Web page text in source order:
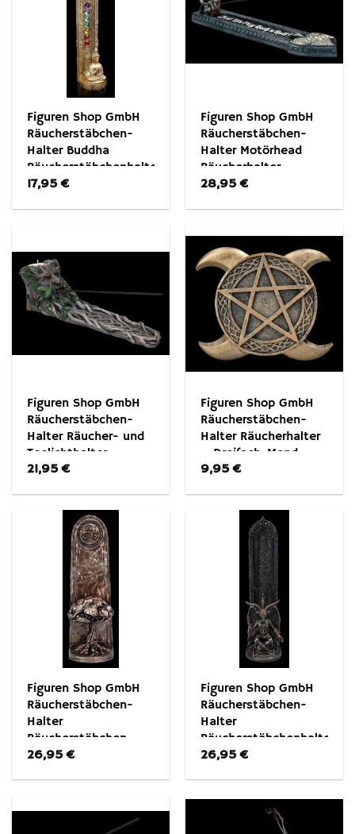
Figuren Shop GmbH
Räucherstäbchen-
Halter Buddha
Räucherstäbchenhalter
– Ascending Chakras –
17,95€
Figuren Shop GmbH
Räucherstäbchen-
Halter Motörhead
Räucherhalter –
Warpig – Musik
28,95€
Figuren Shop GmbH
Räucherstäbchen-
Halter Räucher- und
Teelichthalter –
Greenman Wildwood
21,95€
Figuren Shop GmbH
Räucherstäbchen-
Halter Räucherhalter
– Dreifach-Mond
Pentagramm –
9,95€
Figuren Shop GmbH
Räucherstäbchen-
Halter
Räucherstäbchen-
Halter – Lebensbaum
26,95€
Figuren Shop GmbH
Räucherstäbchen-
Halter
Räucherstäbchenhalter
– Baphomet’s Essence
26,95€